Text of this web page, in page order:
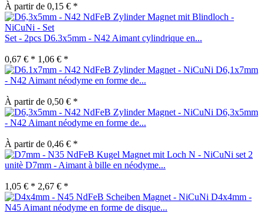
À partir de 0,15 € *
Set - 2pcs D6.3x5mm - N42 Aimant cylindrique en...
0,67 € * 1,06 € *
D6,1x7mm
- N42 Aimant néodyme en forme de...
À partir de 0,50 € *
D6,3x5mm
- N42 Aimant néodyme en forme de...
À partir de 0,46 € *
set 2
unitè D7mm - Aimant à bille en néodyme...
1,05 € * 2,67 € *
D4x4mm -
N45 Aimant néodyme en forme de disque...